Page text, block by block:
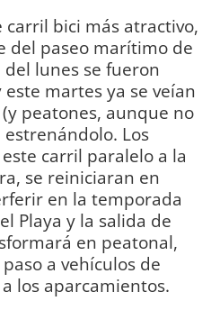
bici más atractivo,
del paseo marítimo de
lunes se fueron
martes ya se veían
peatones, aunque no
Los
carril paralelo a la
se reiniciaran en
en la temporada
Playa y la salida de
en peatonal,
a vehículos de
los aparcamientos.